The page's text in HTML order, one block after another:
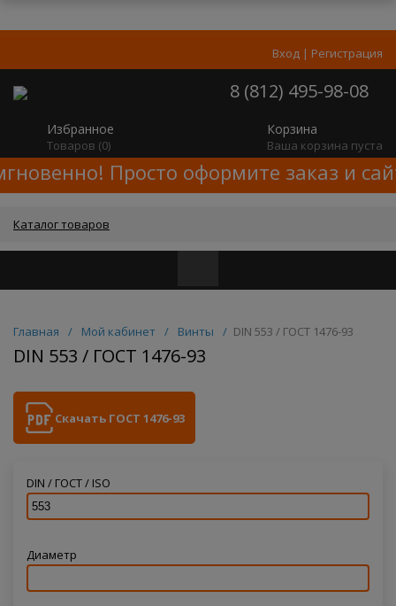
Вход | Регистрация
8 (812) 495-98-08
Избранное
Товаров (0)
Корзина
Ваша корзина пуста
Просто оформите заказ и
Каталог товаров
Главная / Мой кабинет / Винты / DIN 553 / ГОСТ 1476-93
DIN 553 / ГОСТ 1476-93
Скачать ГОСТ 1476-93
DIN / ГОСТ / ISO
Диаметр